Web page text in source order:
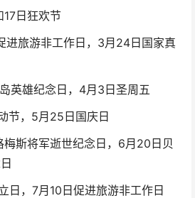
日狂欢节
进旅游非工作日，3月24日国家真
英雄纪念日，4月3日圣周五
节，5月25日国庆日
梅斯将军逝世纪念日，6月20日贝
日，7月10日促进旅游非工作日